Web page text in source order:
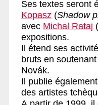
Ses textes seront
Kopasz (Shadow
avec Michal Rataj (
expositions.
Il étend ses
bruts en
Novák.
Il publie
des artistes